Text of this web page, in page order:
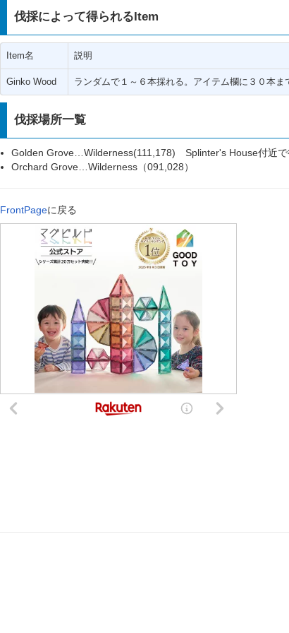
伐採によって得られるItem
Item名 説明
Ginko Wood ランダムで１～６本採れる。アイテム欄に３０本ま
伐採場所一覧
Golden Grove…Wilderness(111,178) Splinter's House付近で
Orchard Grove…Wilderness（091,028）
FrontPageに戻る